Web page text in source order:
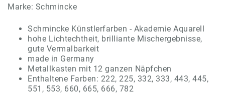
Marke: Schmincke
Schmincke Künstlerfarben - Akademie Aquarell
hohe Lichtechtheit, brilliante Mischergebnisse,
gute Vermalbarkeit
made in Germany
Metallkasten mit 12 ganzen Näpfchen
Enthaltene Farben: 222, 225, 332, 333, 443, 445,
551, 553, 660, 665, 666, 782